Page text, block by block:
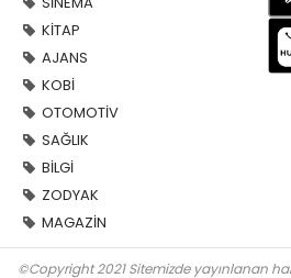
KİTAP
AJANS
KOBİ
OTOMOTİV
SAĞLIK
BİLGİ
ZODYAK
MAGAZİN
©Copyright 2021 Sitemizde yayınlanan